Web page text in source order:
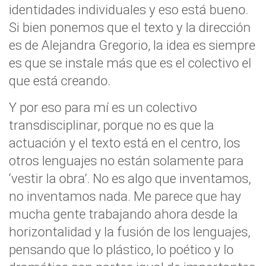
identidades individuales y eso está bueno.
Si bien ponemos que el texto y la dirección
es de Alejandra Gregorio, la idea es siempre
es que se instale más que es el colectivo el
que está creando.
Y por eso para mí es un colectivo
transdisciplinar, porque no es que la
actuación y el texto está en el centro, los
otros lenguajes no están solamente para
‘vestir la obra’. No es algo que inventamos,
no inventamos nada. Me parece que hay
mucha gente trabajando ahora desde la
horizontalidad y la fusión de los lenguajes,
pensando que lo plástico, lo poético y lo